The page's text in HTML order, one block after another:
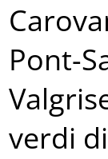
Pont-
verdi